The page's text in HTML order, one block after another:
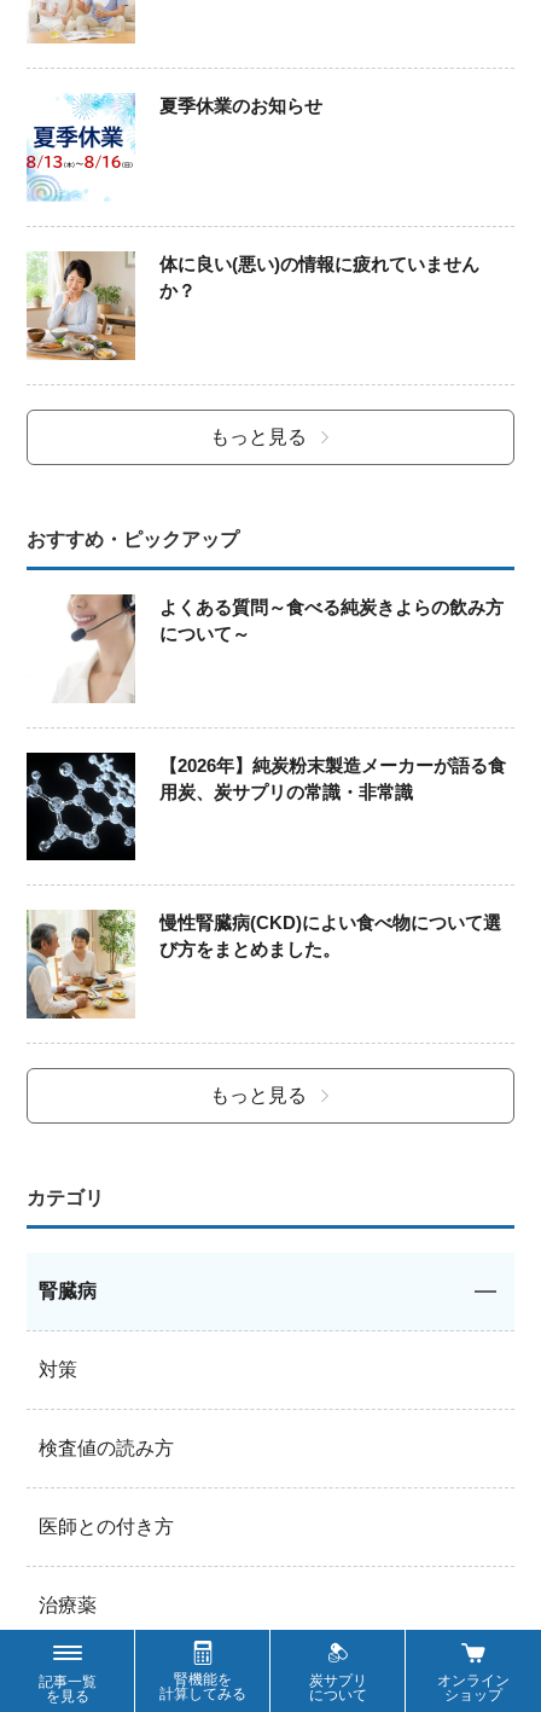
夏季休業のお知らせ
体に良い(悪い)の情報に疲れていません
か？
もっと見る
おすすめ・ピックアップ
よくある質問～食べる純炭きよらの飲み方
について～
【2026年】純炭粉末製造メーカーが語る食
用炭、炭サプリの常識・非常識
慢性腎臓病(CKD)によい食べ物について選
び方をまとめました。
もっと見る
カテゴリ
腎臓病
対策
検査値の読み方
医師との付き方
治療薬
透析・移植
記事一覧
を見る
腎機能を
計算してみる
炭サプリ
について
オンライン
ショップ